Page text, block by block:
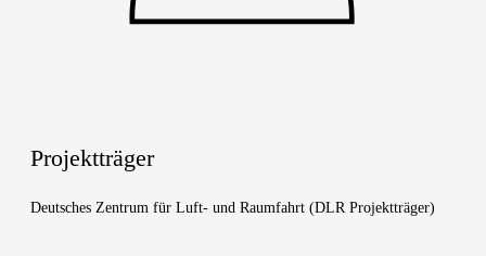
Pro­jekt­trä­ger
Deut­sches Zen­trum für Luft- und Raum­fahrt (DLR Projektträger)